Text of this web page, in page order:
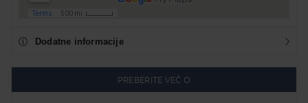
Dodatne informacije
PREBERITE VEČ O